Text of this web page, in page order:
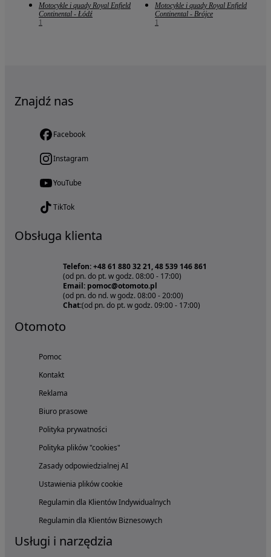
Motocykle i quady Royal Enfield
Continental - Łódź
1
Motocykle i quady Royal Enfield
Continental - Brójce
1
Znajdź nas
Facebook
Instagram
YouTube
TikTok
Obsługa klienta
Telefon: +48 61 880 32 21, 48 539 146 861
(od pn. do pt. w godz. 08:00 - 17:00)
Email: pomoc@otomoto.pl
(od pn. do nd. w godz. 08:00 - 20:00)
Chat:(od pn. do pt. w godz. 09:00 - 17:00)
Otomoto
Pomoc
Kontakt
Reklama
Biuro prasowe
Polityka prywatności
Polityka plików "cookies"
Zasady odpowiedzialnej AI
Ustawienia plików cookie
Regulamin dla Klientów Indywidualnych
Regulamin dla Klientów Biznesowych
Usługi i narzędzia